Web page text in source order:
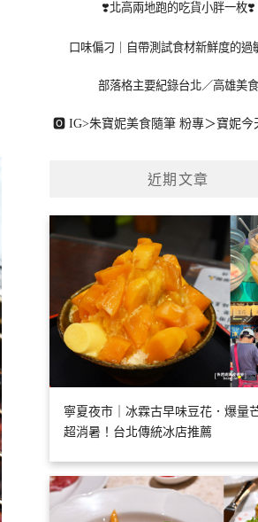
❣️北高兩地跑的吃貨小胖一枚❣️
口味偏刁｜自帶測試食材新鮮度的過
部落格主要紀錄台北／高雄美食
🅾 IG>朱寶妮美食隨筆 粉專＞寶妮今
近期文章
寧夏夜市｜冰霖古早味豆花．爆量
超消暑！台北傳統冰店推薦